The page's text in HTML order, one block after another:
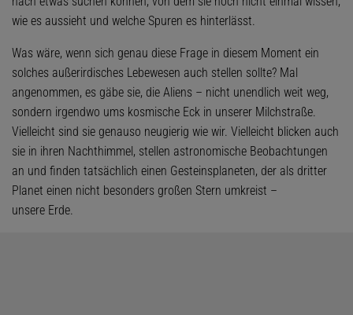
wie es aussieht und welche Spuren es hinterlässt.
Was wäre, wenn sich genau diese Frage in diesem Moment ein
solches außerirdisches Lebewesen auch stellen sollte? Mal
angenommen, es gäbe sie, die Aliens – nicht unendlich weit weg,
sondern irgendwo ums kosmische Eck in unserer Milchstraße.
Vielleicht sind sie genauso neugierig wie wir. Vielleicht blicken auch
sie in ihren Nachthimmel, stellen astronomische Beobachtungen
an und finden tatsächlich einen Gesteinsplaneten, der als dritter
Planet einen nicht besonders großen Stern umkreist –
unsere Erde.